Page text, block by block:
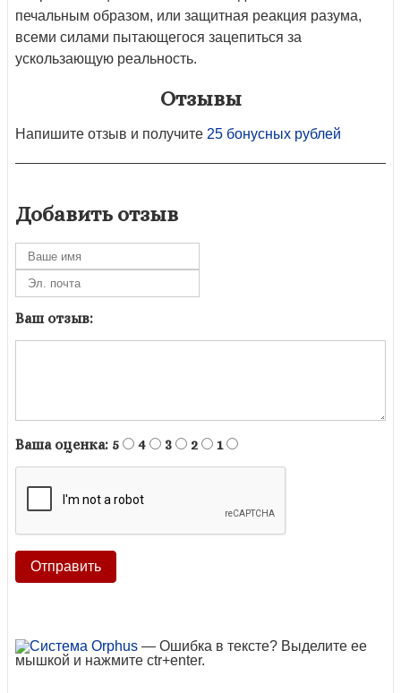
печальным образом, или защитная реакция разума,
всеми силами пытающегося зацепиться за
ускользающую реальность.
Отзывы
Напишите отзыв и получите 25 бонусных рублей
Добавить отзыв
Ваш отзыв:
Ваша оценка: 5 4 3 2 1
— Ошибка в тексте? Выделите ее
мышкой и нажмите ctr+enter.